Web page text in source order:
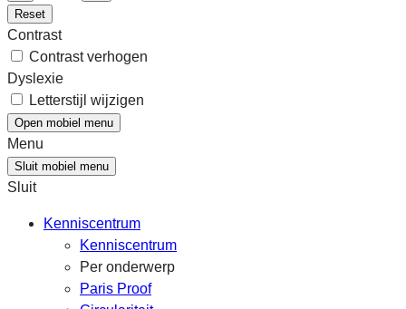
Reset
Contrast
Contrast verhogen
Dyslexie
Letterstijl wijzigen
Open mobiel menu
Menu
Sluit mobiel menu
Sluit
Kenniscentrum
Kenniscentrum
Per onderwerp
Paris Proof